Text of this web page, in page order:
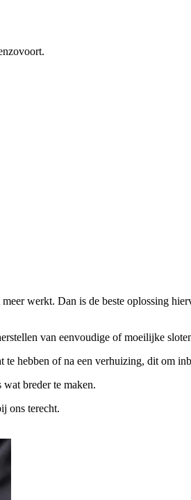
werkt. Dan is de beste oplossing
van eenvoudige of moeilijke
hebben of na een verhuizing, dit om
breder te maken.
ons terecht.